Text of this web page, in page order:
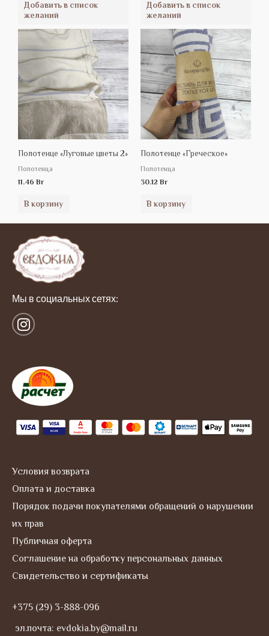
Добавить в список
желаний
Полотенце «Луговые цветы 2»
Полотенца
11.46 Br
В корзину
Добавить в список
желаний
Полотенце «Греческое»
Полотенца
30.12 Br
В корзину
Мы в социальных сетях:
I
n
a
g
r
a
m
Условия возврата
Оплата и доставка
Порядок подачи покупателями обращений о нарушении
их прав
Публичная оферта
Соглашение на обработку персональных данных
Свидетельство и сертификаты
+375 (29) 3-888-096
эл.почта: evdokia.by@mail.ru